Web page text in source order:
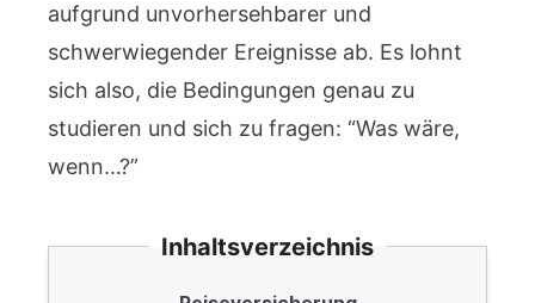
aufgrund unvorhersehbarer und
schwerwiegender Ereignisse ab. Es lohnt
sich also, die Bedingungen genau zu
studieren und sich zu fragen: “Was wäre,
wenn…?”
Inhaltsverzeichnis